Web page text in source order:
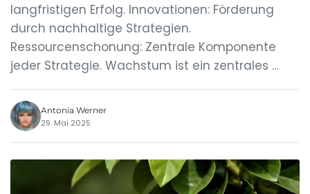
langfristigen Erfolg. Innovationen: Förderung
durch nachhaltige Strategien.
Ressourcenschonung: Zentrale Komponente
jeder Strategie. Wachstum ist ein zentrales …
Antonia Werner
29. Mai 2025